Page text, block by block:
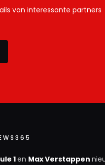
van interessante partners
1en Max Verstappen